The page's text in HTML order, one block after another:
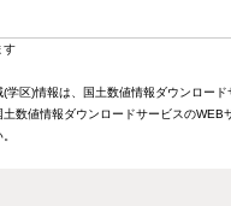
す
学区)情報は、国土数値情報ダウンロ
数値情報ダウンロードサービスの